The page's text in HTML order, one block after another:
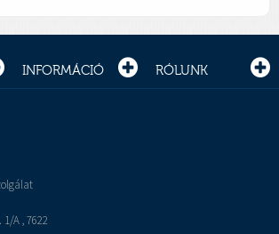
INFORMÁCIÓ RÓLUNK
1/A , 7622